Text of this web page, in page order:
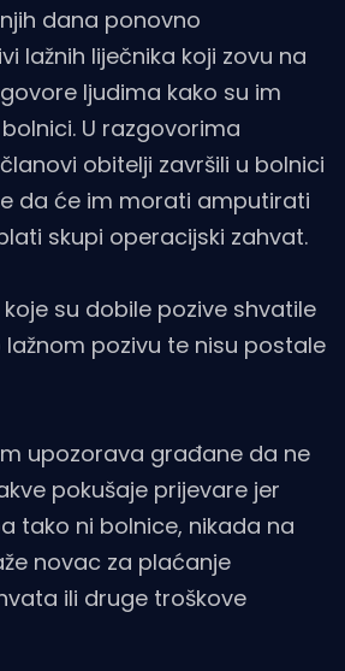
dana ponovno
lažnih liječnika koji zovu na
ljudima kako su im
U razgovorima
obitelji završili u bolnici
da će im morati amputirati
skupi operacijski zahvat.
su dobile pozive shvatile
lažnom pozivu te nisu postale
upozorava građane da ne
pokušaje prijevare jer
tako ni bolnice, nikada na
novac za plaćanje
ili druge troškove